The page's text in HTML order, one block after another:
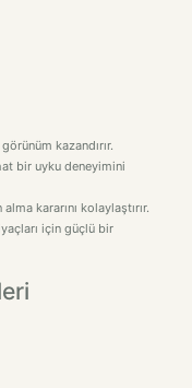
kazandırır.
bir uyku deneyimini
kararını kolaylaştırır.
için güçlü bir